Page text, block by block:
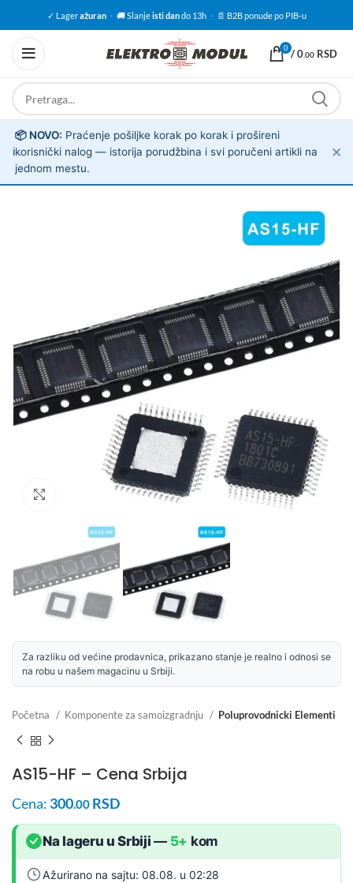
✓ Lageražuran · 🚚 Slanjeisti dando 13h · 📄 B2B ponude po PIB-u
0 /0.00 RSD
ℹ️
📦 NOVO: Praćenje pošiljke korak po korak i prošireni
korisnički nalog — istorija porudžbina i svi poručeni artikli na
jednom mestu.
✕
Za razliku od većine prodavnica, prikazano stanje je realno i odnosi se
na robu u našem magacinu u Srbiji.
Početna Komponente za samoizgradnju Poluprovodnicki Elementi
AS15-HF – Cena Srbija
Cena: 300.00 RSD
Na lageru u Srbiji — 5+ kom
Ažurirano na sajtu: 08.08. u 02:28